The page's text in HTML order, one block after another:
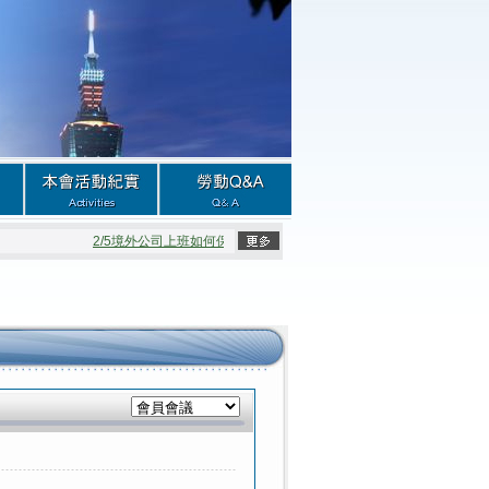
2/5境外公司上班如何保障權益